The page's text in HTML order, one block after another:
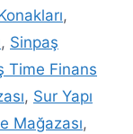
,
, Sinpaş
Time Finans
, Sur Yapı
Mağazası,